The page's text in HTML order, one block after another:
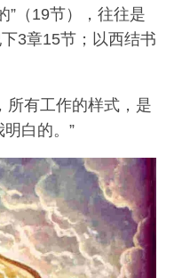
”（19节），往往是
3章15节；以西结书
所有工作的样式，是
白的。”